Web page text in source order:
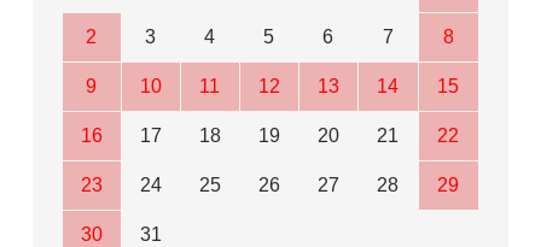
2 3 4 5 6 7 8
9 10 11 12 13 14 15
16 17 18 19 20 21 22
23 24 25 26 27 28 29
30 31